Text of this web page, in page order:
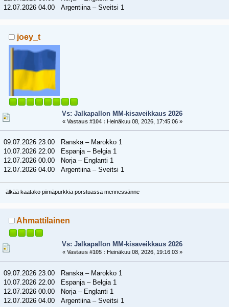
12.07.2026 04.00 Argentiina – Sveitsi 1
joey_t
Vs: Jalkapallon MM-kisaveikkaus 2026
« Vastaus #104 : Heinäkuu 08, 2026, 17:45:06 »
09.07.2026 23.00 Ranska – Marokko 1
10.07.2026 22.00 Espanja – Belgia 1
12.07.2026 00.00 Norja – Englanti 1
12.07.2026 04.00 Argentiina – Sveitsi 1
älkää kaatako piimäpurkkia porstuassa mennessänne
Ahmattilainen
Vs: Jalkapallon MM-kisaveikkaus 2026
« Vastaus #105 : Heinäkuu 08, 2026, 19:16:03 »
09.07.2026 23.00 Ranska – Marokko 1
10.07.2026 22.00 Espanja – Belgia 1
12.07.2026 00.00 Norja – Englanti 1
12.07.2026 04.00 Argentiina – Sveitsi 1